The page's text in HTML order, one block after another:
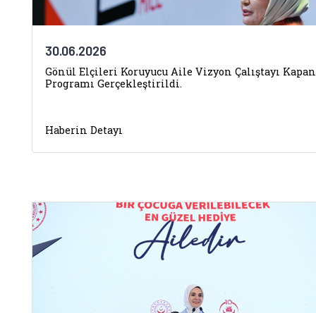
30.06.2026
Gönül Elçileri Koruyucu Aile Vizyon Çalıştayı
Programı Gerçekleştirildi.
Haberin Detayı